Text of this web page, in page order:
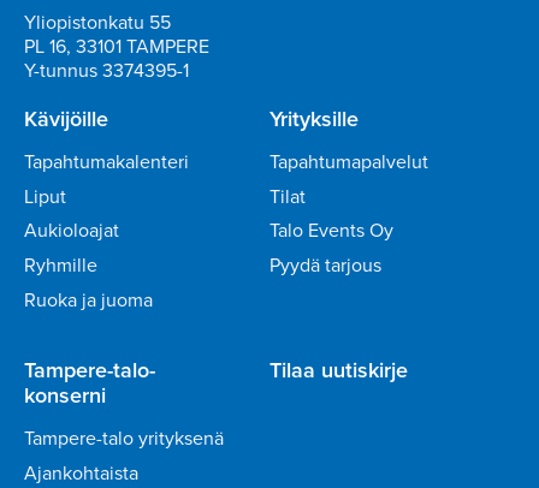
Yliopistonkatu 55
PL 16, 33101 TAMPERE
Y-tunnus 3374395-1
Kävijöille
Tapahtumakalenteri
Liput
Aukioloajat
Ryhmille
Ruoka ja juoma
Yrityksille
Tapahtumapalvelut
Tilat
Talo Events Oy
Pyydä tarjous
Tampere-talo-
konserni
Tampere-talo yrityksenä
Ajankohtaista
Tilaa uutiskirje